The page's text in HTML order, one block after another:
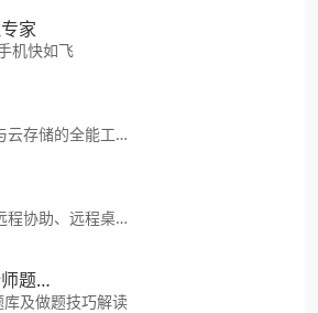
家
机快如飞
资源下载与云存储的全能工具
专注手机远程协助、远程桌面
注册会计师题库CPA注会考试
库及做题技巧解读